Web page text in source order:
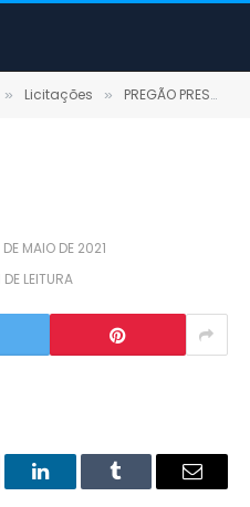
» Licitações » PREGÃO PRESENCIAL Nº 0024/2020 (CONTRATAÇÃO DE SERVIÇOS DE TRANSPORTE FLUVIAL NOS TRECHOS TERRA SANTA/SANTARÉM/TERRA SANTA, TERRA SANTA/PARINTINS/TERRA SANTA, TERRA SANTA/JURUTI/TERRA SANTA E TERRA SANTA/ORIXIMINÁ/TERRA SANTA, TERRA SANTA/ÓBIDOS/TERRA SANTA)
DE MAIO DE 2021
DE LEITURA
LinkedInTumblr
E-